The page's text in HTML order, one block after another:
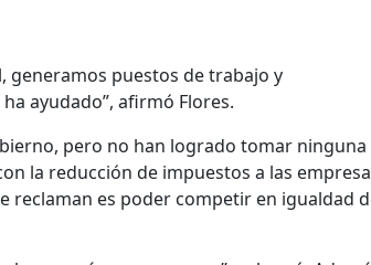
generamos puestos de trabajo y
ayudado”, afirmó Flores.
pero no han logrado tomar ninguna
la reducción de impuestos a las
reclaman es poder competir en igualdad